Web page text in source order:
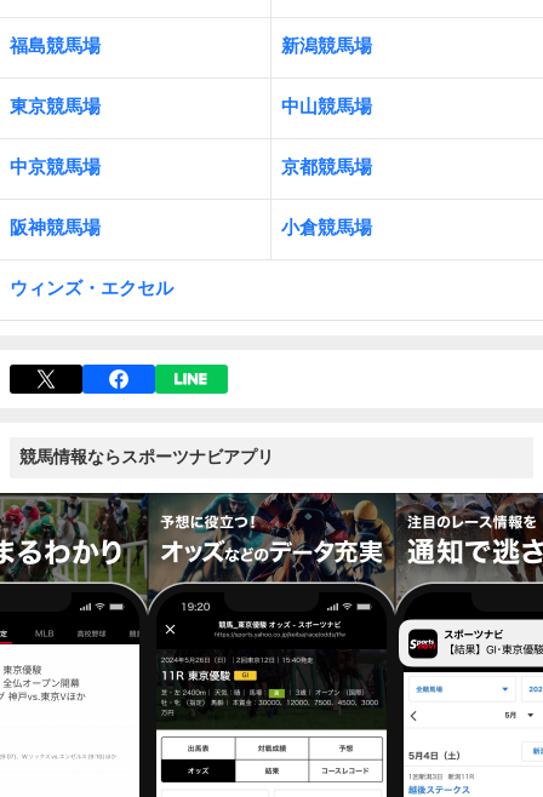
福島競馬場 新潟競馬場
東京競馬場 中山競馬場
中京競馬場 京都競馬場
阪神競馬場 小倉競馬場
ウィンズ・エクセル
競馬情報ならスポーツナビアプリ